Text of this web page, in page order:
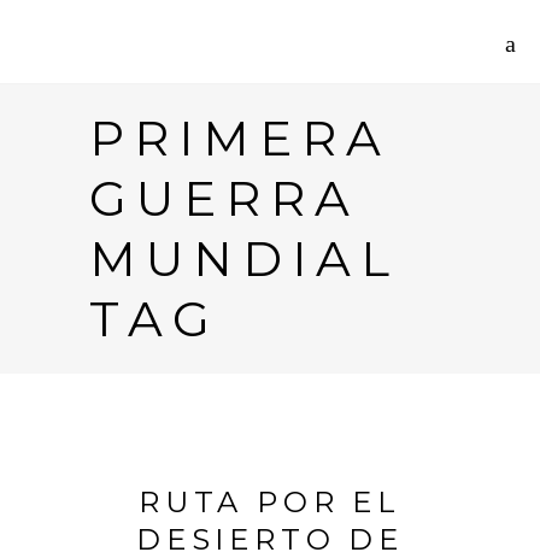
PRIMERA
GUERRA
MUNDIAL
TAG
RUTA POR EL
DESIERTO DE